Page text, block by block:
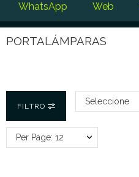
WhatsApp Web
PORTALÁMPARAS
FILTRO Seleccione
Per Page: 12